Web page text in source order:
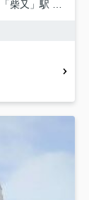
「柴又 」駅 徒歩38分